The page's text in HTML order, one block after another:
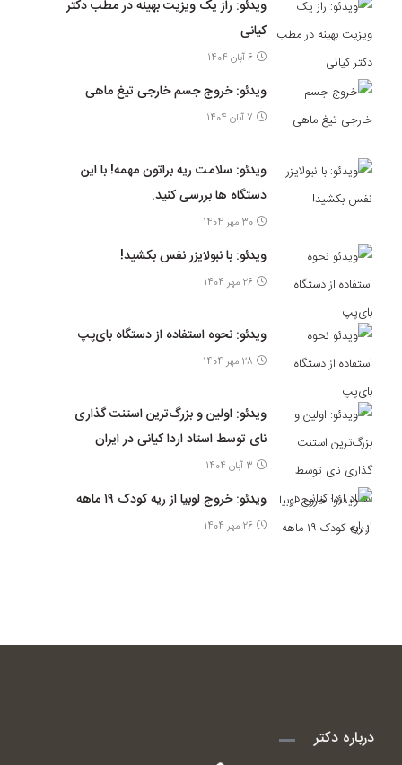
ویدئو: راز یک ویزیت بهینه در مطب دکتر
کیانی
6 آبان 1404
ویدئو: خروج جسم خارجی تیغ ماهی
7 آبان 1404
ویدئو: سلامت ریه براتون مهمه! با این
دستگاه ها بررسی کنید.
30 مهر 1404
ویدئو: با نبولایزر نفس بکشید!
26 مهر 1404
ویدئو: نحوه استفاده از دستگاه بای‌پپ
28 مهر 1404
ویدئو: اولین و بزرگ‌ترین استنت گذاری
نای توسط استاد اردا کیانی در ایران
3 آبان 1404
ویدئو: خروج لوبیا از ریه کودک ۱۹ ماهه
26 مهر 1404
درباره دکتر